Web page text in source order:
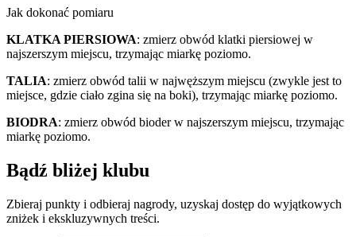
Jak dokonać pomiaru
KLATKA PIERSIOWA: zmierz obwód klatki piersiowej w
najszerszym miejscu, trzymając miarkę poziomo.
TALIA: zmierz obwód talii w najwęższym miejscu (zwykle jest to
miejsce, gdzie ciało zgina się na boki), trzymając miarkę poziomo.
BIODRA: zmierz obwód bioder w najszerszym miejscu, trzymając
miarkę poziomo.
Bądź bliżej klubu
Zbieraj punkty i odbieraj nagrody, uzyskaj dostęp do wyjątkowych
zniżek i ekskluzywnych treści.